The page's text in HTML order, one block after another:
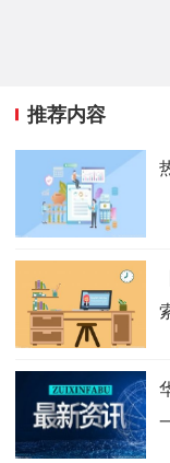
推荐内容